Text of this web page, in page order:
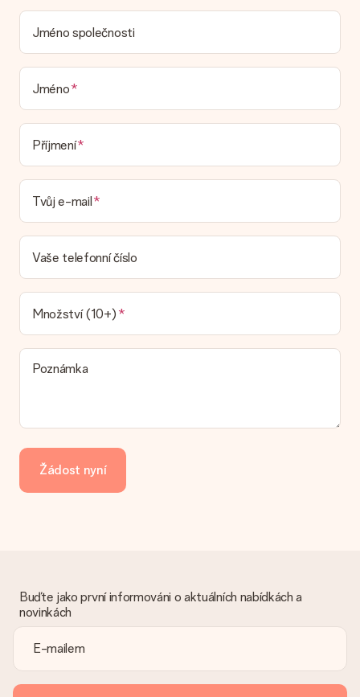
komu za toto krásné překvapení poděkovat.
Je můj dárek zabalený?
V současné době nemáme (ještě) službu dárkového balení,
která by zabalila váš dárek. Dárky dodáváme ve slavnostním
balení. To znamená, že váš dar je připraven být doručen nebo
Dodací lhůta, možnosti dodání a náklady na
doručení
Mohu si vybrat datum dodání?
Není možné zvolit konkrétní datum dodání.
Jaká je dodací lhůta a kdy dostávám dárek?
Dodací lhůtu naleznete na stránce produktu. Můžete věřit, že
náš dopravce vám dodá váš dárek.
Jaké možnosti doručení si mohu vybrat?
V současné době není možné zvolit možnost doručení. Dárek,
který chcete objednat, je buď odeslán jako balíček nebo jako
doručování poštovní schránky. Chcete vědět, na kterou
možnost spadá vaše objednávka? Kontaktujte prosím náš
zákaznický servis.
Jak mohu zaplatit objednávku?
kartu, fakturu přes Klarna nebo ruční převod. V případě ručního
převodu platby prosím vezměte v úvahu dodací lhůtu 3 dny
navíc.
vhodné řešení.
Je faktura odeslána spolu s objednávkou?
vždy v potvrzovacím e-mailu a vždy ji najdete ve svém účtu
MySurprise. To znamená, že můžete dar doručit přímo
příjemci, což je opravdovým překvapením!
Jméno společnosti
Jméno
Příjmení
Tvůj e-mail
Vaše telefonní číslo
Množství (10+)
Poznámka
Žádost nyní
Buďte jako první informováni o aktuálních nabídkách a
novinkách